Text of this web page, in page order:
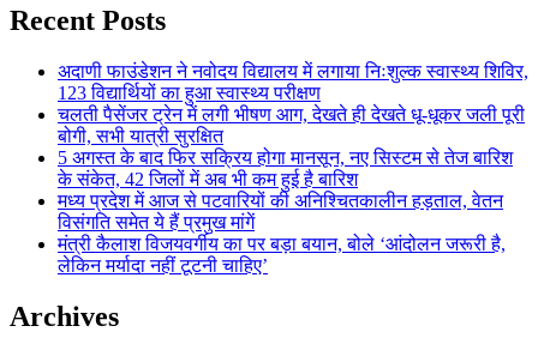
Recent Posts
अदाणी फाउंडेशन ने नवोदय विद्यालय में लगाया निःशुल्क स्वास्थ्य शिविर,
123 विद्यार्थियों का हुआ स्वास्थ्य परीक्षण
चलती पैसेंजर ट्रेन में लगी भीषण आग, देखते ही देखते धू-धूकर जली पूरी
बोगी, सभी यात्री सुरक्षित
5 अगस्त के बाद फिर सक्रिय होगा मानसून, नए सिस्टम से तेज बारिश
के संकेत, 42 जिलों में अब भी कम हुई है बारिश
मध्य प्रदेश में आज से पटवारियों की अनिश्चितकालीन हड़ताल, वेतन
विसंगति समेत ये हैं प्रमुख मांगें
मंत्री कैलाश विजयवर्गीय का पर बड़ा बयान, बोले ‘आंदोलन जरूरी है,
लेकिन मर्यादा नहीं टूटनी चाहिए’
Archives